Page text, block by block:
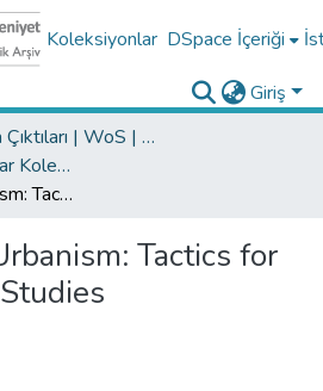
Koleksiyonlar DSpace İçeriği
Giriş
Araştırma Çıktıları | WoS | Scopus | TR-Dizin | PubMed
WoS İndeksli Yayınlar Koleksiyonu
Comparative Urbanism: Tactics for Global Urban Studies
Tactics for